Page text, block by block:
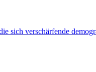
sich verschärfende